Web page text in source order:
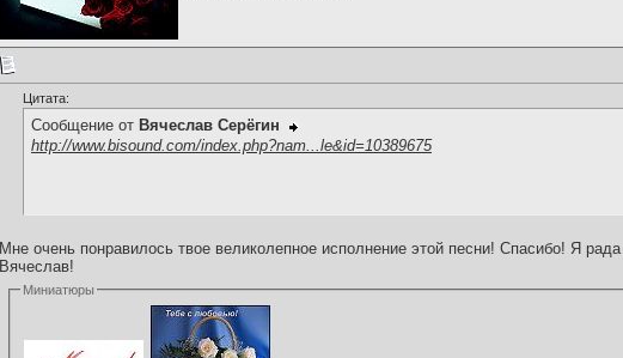
Цитата:
Сообщение от Вячеслав Серёгин
http://www.bisound.com/index.php?nam...le&id=10389675
Мне очень понравилось твое великолепное исполнение этой песни! Спасибо! Я
Вячеслав!
Миниатюры